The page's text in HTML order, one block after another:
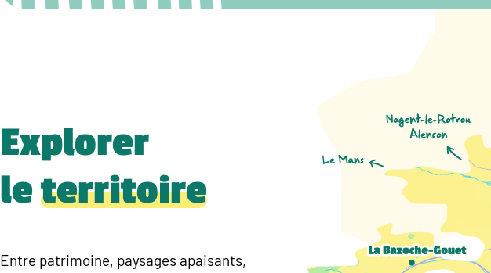
Explorer
leterritoire
Entre patrimoine, paysages apaisants,